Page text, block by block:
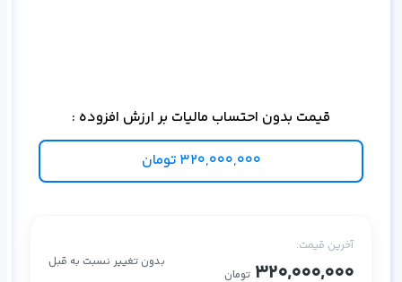
قیمت بدون احتساب مالیات بر ارزش افزوده :
320,000,000 تومان
آخرین قیمت:
320,000,000 تومان
بدون تغییر نسبت به قبل